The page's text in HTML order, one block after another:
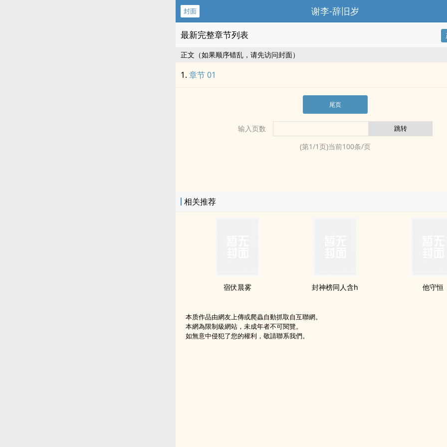
封面 谢李-辞旧岁
最新完整章节列表
正文（如果顺序错乱，请先访问封面）
章节 01
尾页
输入页数
(第1/1页)当前100条/页
相关推荐
宿伏晨雾 封神榜‌‎同‍‍‎人‍‌含h 他守恒
本质作品由網友上傳或爬蟲自動抓取自互聯網。
本網為限制級網站，未成年者不可閱覽。
如無意中侵犯了您的權利，敬請聯系我們。